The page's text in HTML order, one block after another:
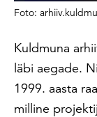
Foto:
Kuldmuna
läbi aegade.
1999. aasta
milline